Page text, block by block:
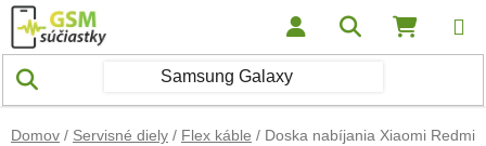
Prejsť na obsah Hľadať
Domov / Servisné diely / Flex káble / Doska nabíjania Xiaomi Redmi